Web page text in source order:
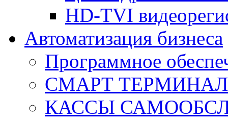
HD-TVI
Автоматизация бизнеса
Программное
СМАРТ
КАССЫ